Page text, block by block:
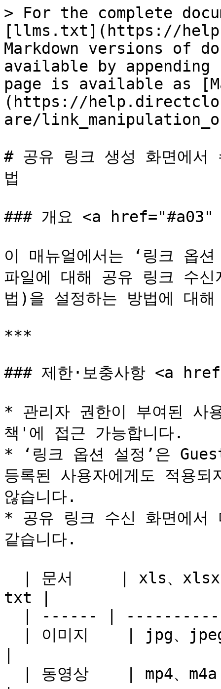
> For the complete
[llms.txt](https://
Markdown versions of
available by
page is available as
(https://
are/
# 공유 링크 생성 화면에서
법
### 개요 <a
이 매뉴얼에서는 ‘링크 옵
파일에 대해 공유 링크 수
법)을 설정하는 방법에 대
***
### 제한·보충사항 <a
* 관리자 권한이 부여된 사
책'에 접근 가능합니다.
* ‘링크 옵션 설정’은
등록된 사용자에게도 적용
않습니다.
* 공유 링크 수신 화면에서
같습니다.
txt |